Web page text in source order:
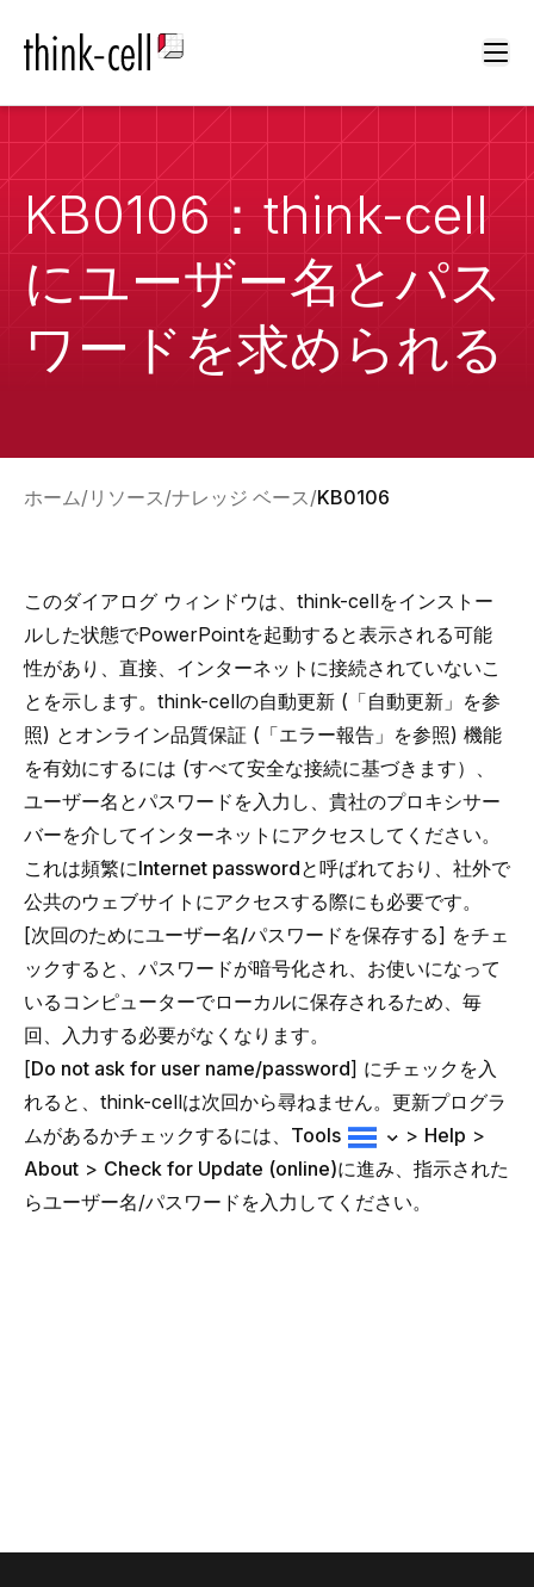
KB0106：think-cell
にユーザー名とパス
ワードを求められる
ホーム リソース ナレッジ ベース KB0106
このダイアログ ウィンドウは、think-cellをインストー
ルした状態でPowerPointを起動すると表示される可能
性があり、直接、インターネットに接続されていないこ
とを示します。think-cellの自動更新 (「自動更新 」を参
照) とオンライン品質保証 (「エラー報告 」を参照) 機能
を有効にするには (すべて安全な接続に基づきます）、
ユーザー名とパスワードを入力し、貴社のプロキシサー
バーを介してインターネットにアクセスしてください。
これは頻繁にInternet passwordと呼ばれており、社外で
公共のウェブサイトにアクセスする際にも必要です。
[次回のためにユーザー名/パスワードを保存する] をチェ
ックすると、パスワードが暗号化され、お使いになって
いるコンピューターでローカルに保存されるため、毎
回、入力する必要がなくなります。
[Do not ask for user name/password] にチェックを入
れると、think-cellは次回から尋ねません。更新プログラ
ムがあるかチェックするには、 Tools > Help >
About > Check for Update (online)に進み、指示された
らユーザー名/パスワードを入力してください。